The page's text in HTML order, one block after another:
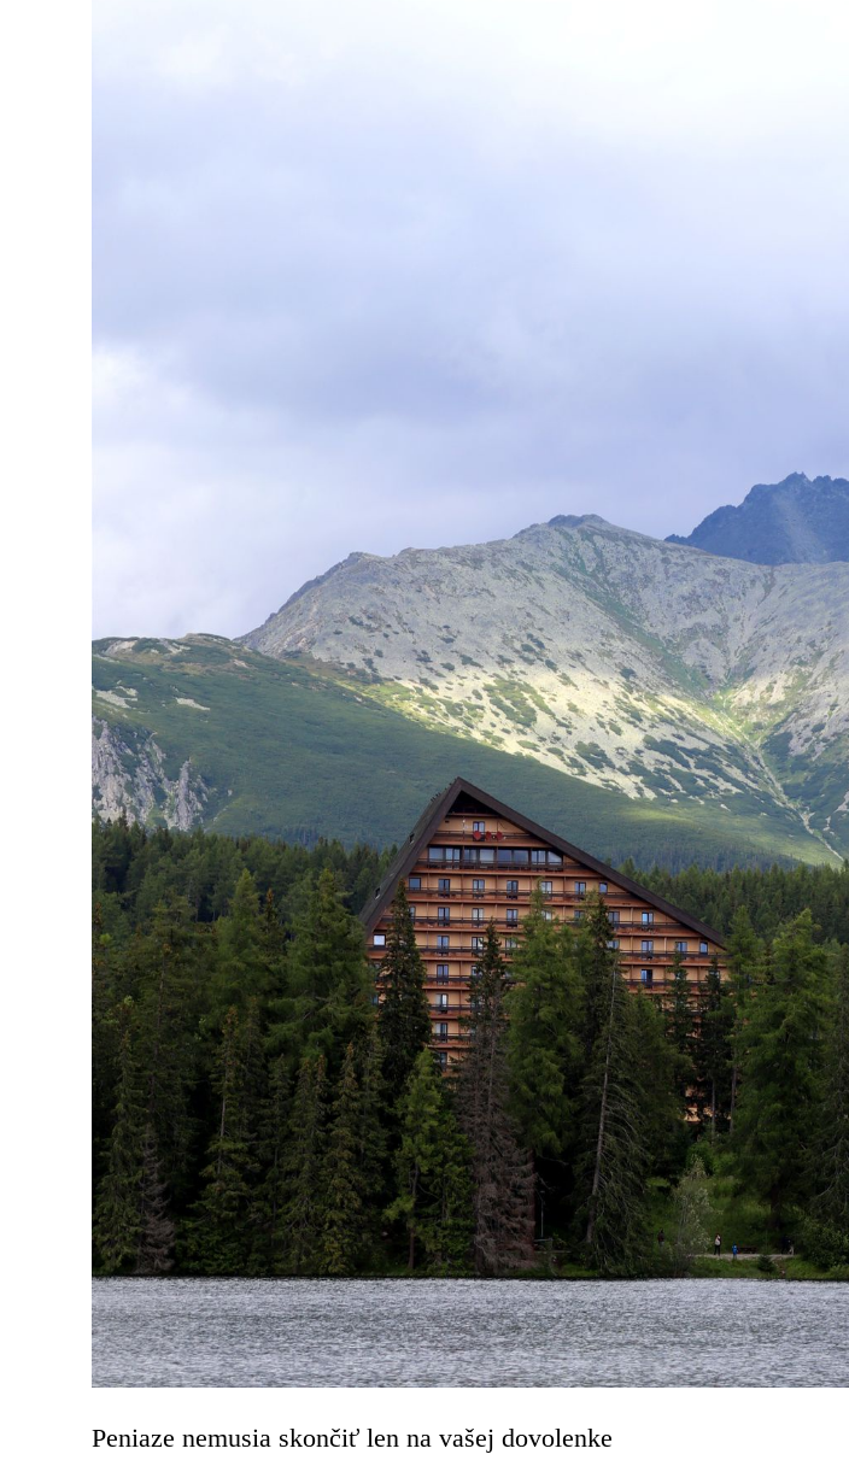
Peniaze nemusia skončiť len na vašej dovolenke